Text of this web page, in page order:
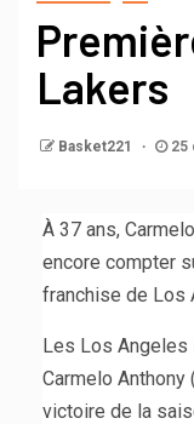
Lakers
Basket221 25
À 37 ans,
encore compter
franchise de Los
Les Los Angeles
Carmelo Anthony
victoire de la